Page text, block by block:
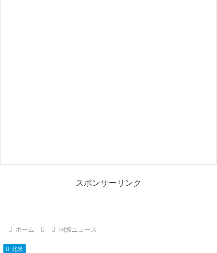
スポンサーリンク
ホーム 国際ニュース
北米